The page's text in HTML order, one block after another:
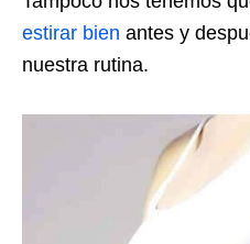
estirar bien antes y
nuestra rutina.